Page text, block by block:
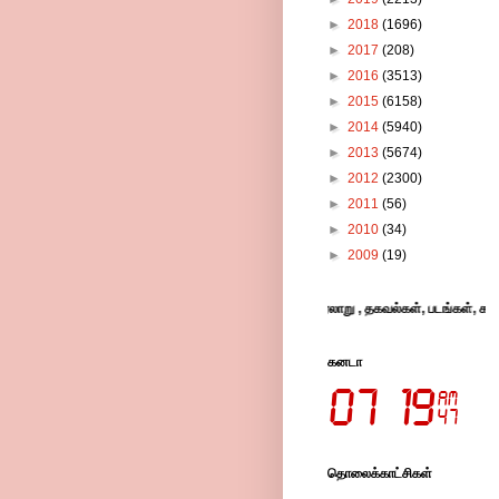
► 2018 (1696)
► 2017 (208)
► 2016 (3513)
► 2015 (6158)
► 2014 (5940)
► 2013 (5674)
► 2012 (2300)
► 2011 (56)
► 2010 (34)
► 2009 (19)
புகழ் பரப்பும் பேரிணையம் இது -புங்குடுதீவின் வரலாறு , தகவல்கள், படங்கள்,
கனடா
தொலைக்காட்சிகள்